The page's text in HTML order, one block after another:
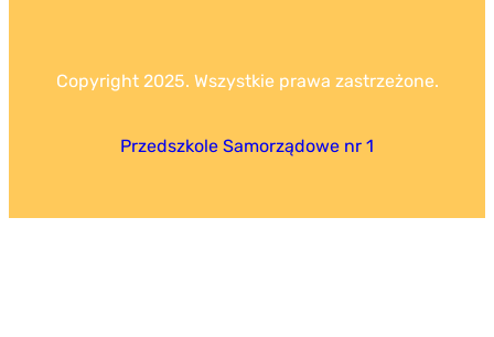
Copyright 2025. Wszystkie prawa zastrzeżone.
Przedszkole Samorządowe nr 1